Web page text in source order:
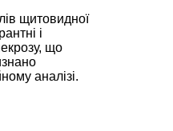
щитовидної
і
що
аналізі.